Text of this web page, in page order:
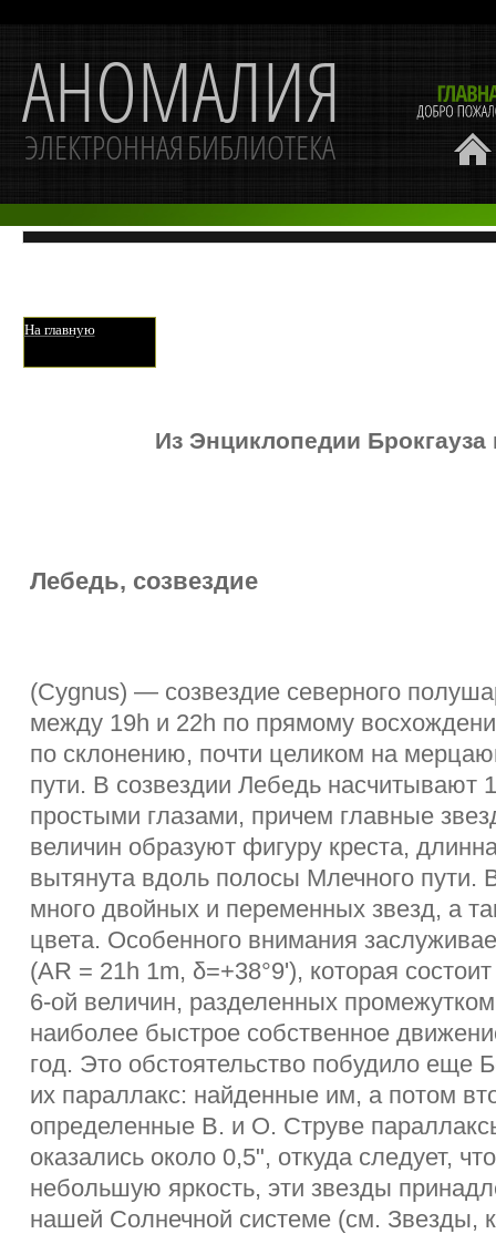
На главную
Из Энциклопедии
Лебедь, созвездие
(Cygnus) — созвездие северного
между 19h и 22h по прямому
по склонению, почти целиком на
пути. В созвездии Лебедь насчитывают
простыми глазами, причем главные
величин образуют фигуру креста,
вытянута вдоль полосы Млечного пути.
много двойных и переменных звезд, а
цвета. Особенного внимания
(AR = 21h 1m, δ=+38°9'), которая
6-ой величин, разделенных
наиболее быстрое собственное
год. Это обстоятельство побудило еще
их параллакс: найденные им, а потом
определенные В. и О. Струве
оказались около 0,5", откуда следует,
небольшую яркость, эти звезды
нашей Солнечной системе (см. Звезды,